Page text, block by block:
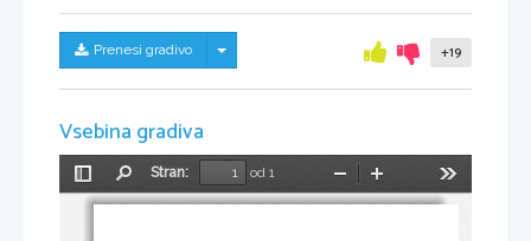
Prenesi gradivo Skrij/prikaži meni +19
Vsebina gradiva
Preklopi
stransko
Stran:
od 1
Pomanjšaj